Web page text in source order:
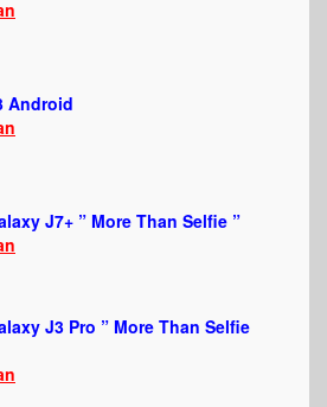
Android
J7+ ” More Than Selfie ”
J3 Pro ” More Than Selfie